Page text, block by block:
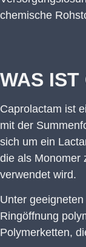
chemische
WAS
Caprolactam ist
mit der
sich um ein
die als Monomer
verwendet wird.
Unter
Ringöffnung
Polymerketten,